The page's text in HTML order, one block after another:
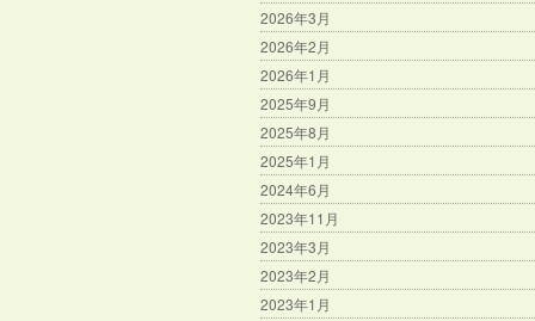
2026年3月
2026年2月
2026年1月
2025年9月
2025年8月
2025年1月
2024年6月
2023年11月
2023年3月
2023年2月
2023年1月